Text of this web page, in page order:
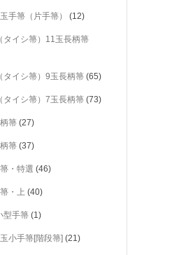
手箒（片手箒） (12)
タイシ箒）11玉長柄箒
タイシ箒）9玉長柄箒 (65)
タイシ箒）7玉長柄箒 (73)
箒 (27)
箒 (37)
・特選 (46)
・上 (40)
型手箒 (1)
小手箒[階段箒] (21)